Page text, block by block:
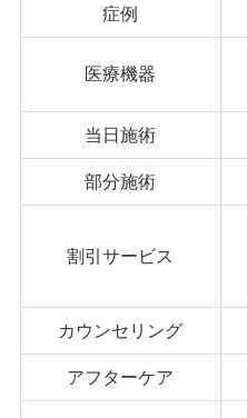
症例
医療機器
当日施術
部分施術
割引サービス
カウンセリング
アフターケア